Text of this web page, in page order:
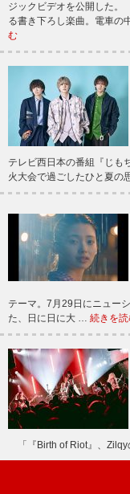
ジックビデオを公開した
る書き下ろし楽曲。電車の
む
テレビ西日本の番組『じも
火大会で過ごしたひと夏の
テーマ。7月29日にニュー
た、日に日に大 … 続きを
「『Birth of Riot』、